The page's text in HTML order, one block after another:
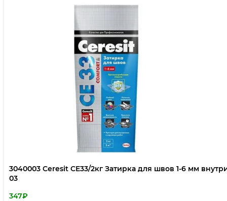
3040003 Ceresit CE33/2кг Затирка для швов 1-6 мм
03
347₽